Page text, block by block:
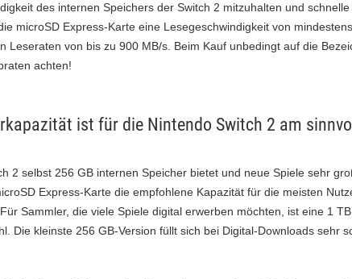
des internen Speichers der Switch 2 mitzuhalten und
microSD Express-Karte eine Lesegeschwindigkeit von
Leseraten von bis zu 900 MB/s. Beim Kauf unbedingt auf die
achten!
ist für die Nintendo Switch 2 am
2 selbst 256 GB internen Speicher bietet und neue Spiele sehr
Express-Karte die empfohlene Kapazität für die meisten
Sammler, die viele Spiele digital erwerben möchten, ist eine 1
Die kleinste 256 GB-Version füllt sich bei Digital-Downloads sehr